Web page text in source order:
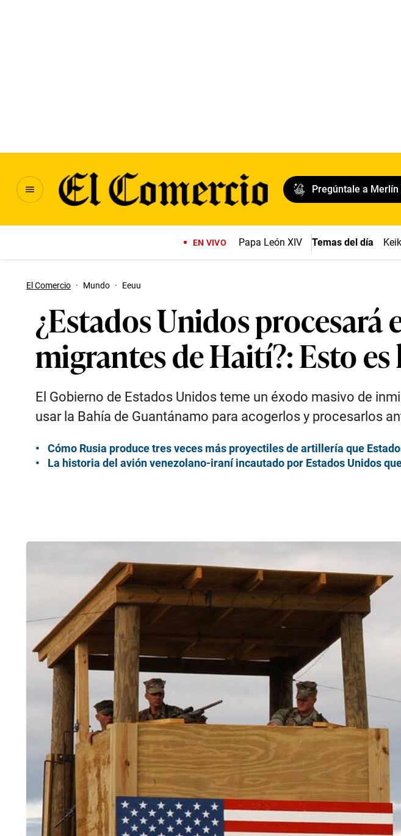
Pregúntale a Merlín
EN VIVO Papa León XIV Temas del día
El Comercio · Mundo · Eeuu
¿Estados Unidos procesará
migrantes de Haití?: Esto es
El Gobierno de Estados Unidos teme un éxodo masivo de
usar la Bahía de Guantánamo para acogerlos y procesarlos
Cómo Rusia produce tres veces más proyectiles de artillería que
La historia del avión venezolano-iraní incautado por Estados Unidos